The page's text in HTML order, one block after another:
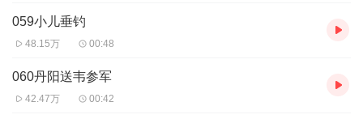
059小儿垂钓
48.15万 00:48
060丹阳送韦参军
42.47万 00:42